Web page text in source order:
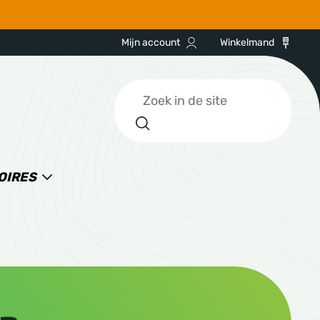
Mijn account Winkelmand
Zoeken